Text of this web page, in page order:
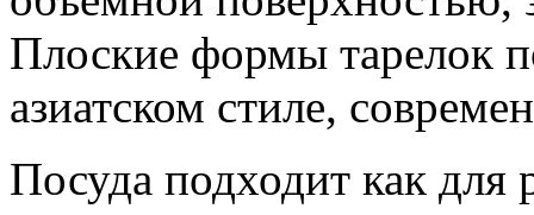
Плоские формы тарелок
азиатском стиле,
Посуда подходит как для